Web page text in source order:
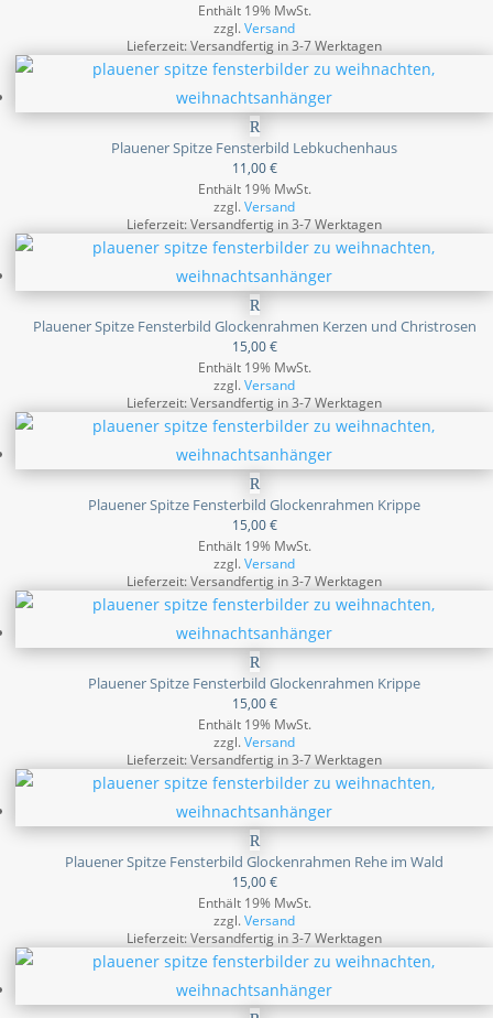
Enthält 19% MwSt.
zzgl.Versand
Lieferzeit: Versandfertig in 3-7 Werktagen
Plauener Spitze Fensterbild Lebkuchenhaus
11,00€
Enthält 19% MwSt.
zzgl.Versand
Lieferzeit: Versandfertig in 3-7 Werktagen
Plauener Spitze Fensterbild Glockenrahmen Kerzen und Christrosen
15,00€
Enthält 19% MwSt.
zzgl.Versand
Lieferzeit: Versandfertig in 3-7 Werktagen
Plauener Spitze Fensterbild Glockenrahmen Krippe
15,00€
Enthält 19% MwSt.
zzgl.Versand
Lieferzeit: Versandfertig in 3-7 Werktagen
Plauener Spitze Fensterbild Glockenrahmen Krippe
15,00€
Enthält 19% MwSt.
zzgl.Versand
Lieferzeit: Versandfertig in 3-7 Werktagen
Plauener Spitze Fensterbild Glockenrahmen Rehe im Wald
15,00€
Enthält 19% MwSt.
zzgl.Versand
Lieferzeit: Versandfertig in 3-7 Werktagen